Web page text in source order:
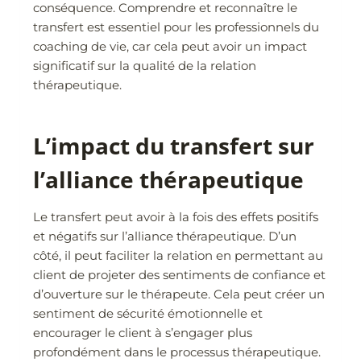
conséquence. Comprendre et reconnaître le
transfert est essentiel pour les professionnels du
coaching de vie, car cela peut avoir un impact
significatif sur la qualité de la relation
thérapeutique.
L’impact du transfert sur
l’alliance thérapeutique
Le transfert peut avoir à la fois des effets positifs
et négatifs sur l’alliance thérapeutique. D’un
côté, il peut faciliter la relation en permettant au
client de projeter des sentiments de confiance et
d’ouverture sur le thérapeute. Cela peut créer un
sentiment de sécurité émotionnelle et
encourager le client à s’engager plus
profondément dans le processus thérapeutique.